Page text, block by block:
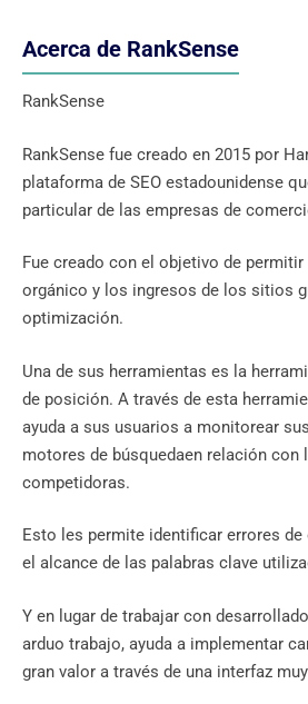
Acerca de RankSense
RankSense
RankSense fue creado en 2015 por
plataforma de SEO estadounidense
particular de las empresas de
Fue creado con el objetivo de
orgánico y los ingresos de los sitios
optimización.
Una de sus herramientas es la
de posición. A través de esta
ayuda a sus usuarios a monitorear
motores de búsquedaen relación con
competidoras.
Esto les permite identificar errores
el alcance de las palabras clave
Y en lugar de trabajar con
arduo trabajo, ayuda a implementar
gran valor a través de una interfaz